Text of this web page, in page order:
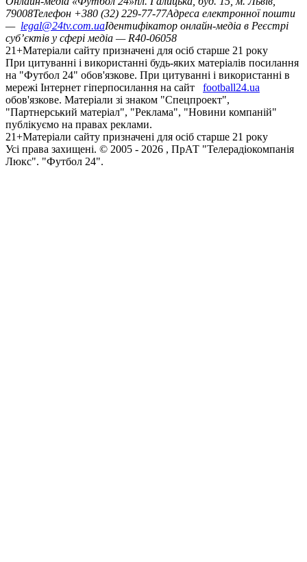
79008Телефон +380 (32) 229-77-77Адреса електронної пошти
— legal@24tv.com.uaІдентифікатор онлайн-медіа в Реєстрі
суб’єктів у сфері медіа — R40-06058
21+Матеріали сайту призначені для осіб старше 21 року
При цитуванні і використанні будь-яких матеріалів посилання
на "Футбол 24" обов'язкове. При цитуванні і використанні в
мережі Інтернет гіперпосилання на сайт
football24.ua
обов'язкове. Матеріали зі знаком "Спецпроект",
"Партнерський матеріал", "Реклама", "Новини компаній"
публікуємо на правах реклами.
21+Матеріали сайту призначені для осіб старше 21 року
Усi права захищенi. © 2005 - 2026 , ПрАТ "Телерадіокомпанія
Люкс". "Футбол 24".